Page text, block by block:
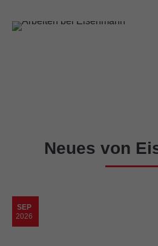
Neues von
SEP
2026